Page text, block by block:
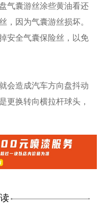
气囊游丝涂些黄油看还
，因为气囊游丝损坏。
安全气囊保险丝，以免
会造成汽车方向盘抖动
更换转向横拉杆球头，